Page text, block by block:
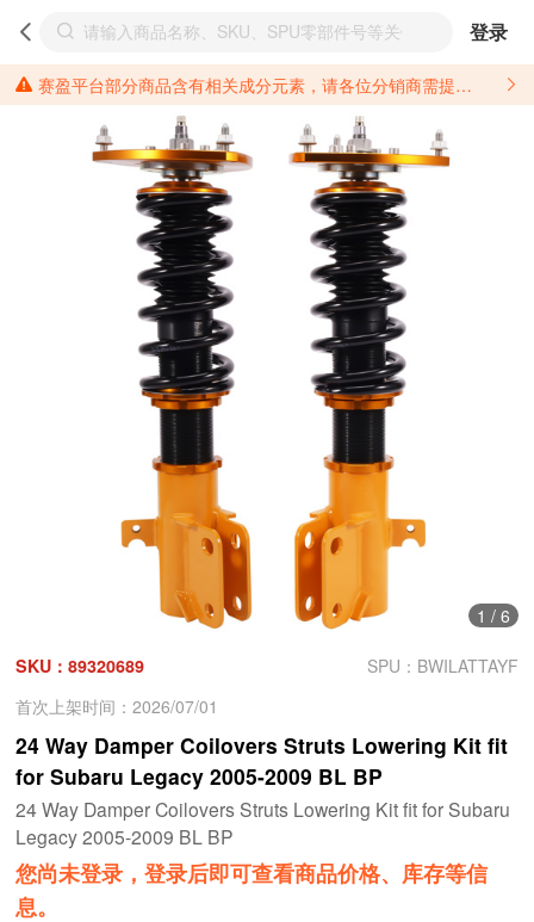
登录
赛盈平台部分商品含有相关成分元素，请各位分销商需提前了解产品材质情况，并针对其做好相关的风险把控，以免造成不必要的损失。 *美国加州65法案进一步规定了对于仅包含致癌物质，仅包含致生殖毒性物质，同时包含致癌物质和致生殖毒性物质，亦或是包含某一物质即为致癌物质又为致生殖毒性物质的产品的警示标语要求。 *新法案提供的警示标语修订并不是强制实施的，其只是避免昂贵诉讼的一种有效的方法。只要企业在保证其使用的另外的警示标语是“清晰和合理”并符合加州65法案要求的，那也是可以被接受的。*请充分了解第三方销售平台对商品上架规要求，并根据对应平台规则调整相关商品信息后进行上架，以免造成您不必要损失。 汽配产品上架注意事项： 不同第三方平台对于适配车型等信息的填写要求各有不同。例如：亚马逊明确禁止在产品标题、卖点和描述中直接使用适配车型的年份、品牌和型号信息；请您仔细研究并熟悉所销售平台关于汽配产品上架销售的具体规则，如果因上架的汽配产品信息填写不符合所销售平台要求，产生违规/侵权等问题所造成的损失需您自行承担。
1 / 6
SKU：89320689
SPU：BWILATTAYF
首次上架时间：2026/07/01
24 Way Damper Coilovers Struts Lowering Kit fit
for Subaru Legacy 2005-2009 BL BP
24 Way Damper Coilovers Struts Lowering Kit fit for Subaru
Legacy 2005-2009 BL BP
您尚未登录，登录后即可查看商品价格、库存等信
息。